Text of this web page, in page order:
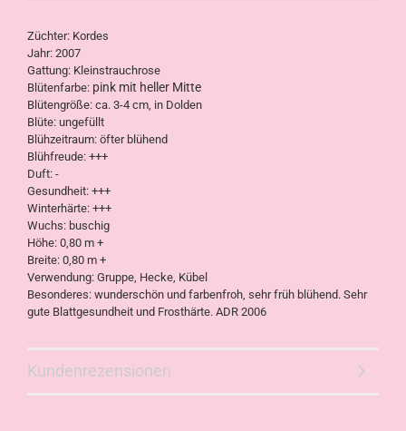
Züchter: Kordes
Jahr: 2007
Gattung: Kleinstrauchrose
Blütenfarbe: pink mit heller Mitte
Blütengröße: ca. 3-4 cm, in Dolden
Blüte: ungefüllt
Blühzeitraum: öfter blühend
Blühfreude: +++
Duft: -
Gesundheit: +++
Winterhärte: +++
Wuchs: buschig
Höhe: 0,80 m +
Breite: 0,80 m +
Verwendung: Gruppe, Hecke, Kübel
Besonderes: wunderschön und farbenfroh, sehr früh blühend. Sehr
gute Blattgesundheit und Frosthärte. ADR 2006
Kundenrezensionen